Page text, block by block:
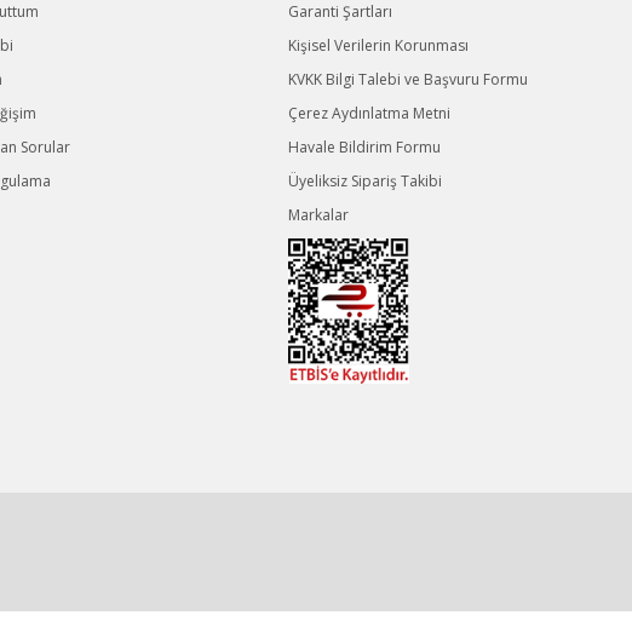
Sorular
Garanti Şartları
Kişisel Verilerin Korunması
KVKK Bilgi Talebi ve Başvuru Formu
Çerez Aydınlatma Metni
Havale Bildirim Formu
Üyeliksiz Sipariş Takibi
Markalar